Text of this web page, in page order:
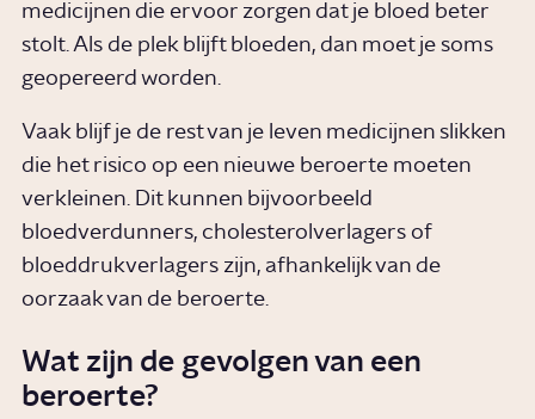
medicijnen die ervoor zorgen dat je bloed beter
stolt. Als de plek blijft bloeden, dan moet je soms
geopereerd worden.
Vaak blijf je de rest van je leven medicijnen slikken
die het risico op een nieuwe beroerte moeten
verkleinen. Dit kunnen bijvoorbeeld
bloedverdunners, cholesterolverlagers of
bloeddrukverlagers zijn, afhankelijk van de
oorzaak van de beroerte.
Wat zijn de gevolgen van een
beroerte?